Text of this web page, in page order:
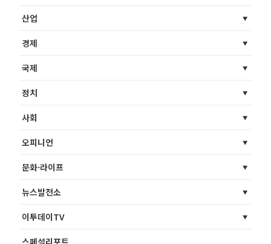
산업
경제
국제
정치
사회
오피니언
문화·라이프
뉴스발전소
이투데이TV